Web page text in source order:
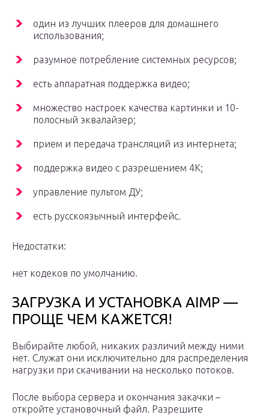
один из лучших плееров для домашнего
использования;
разумное потребление системных ресурсов;
есть аппаратная поддержка видео;
множество настроек качества картинки и 10-
полосный эквалайзер;
прием и передача трансляций из интернета;
поддержка видео с разрешением 4К;
управление пультом ДУ;
есть русскоязычный интерфейс.
Недостатки:
нет кодеков по умолчанию.
ЗАГРУЗКА И УСТАНОВКА AIMP —
ПРОЩЕ ЧЕМ КАЖЕТСЯ!
Выбирайте любой, никаких различий между ними
нет. Служат они исключительно для распределения
нагрузки при скачивании на несколько потоков.
После выбора сервера и окончания закачки –
откройте установочный файл. Разрешите